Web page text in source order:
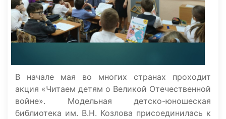
В начале мая во многих странах проходит
акция «Читаем детям о Великой Отечественной
войне». Модельная детско-юношеская
библиотека им. В.Н. Козлова присоединилась к